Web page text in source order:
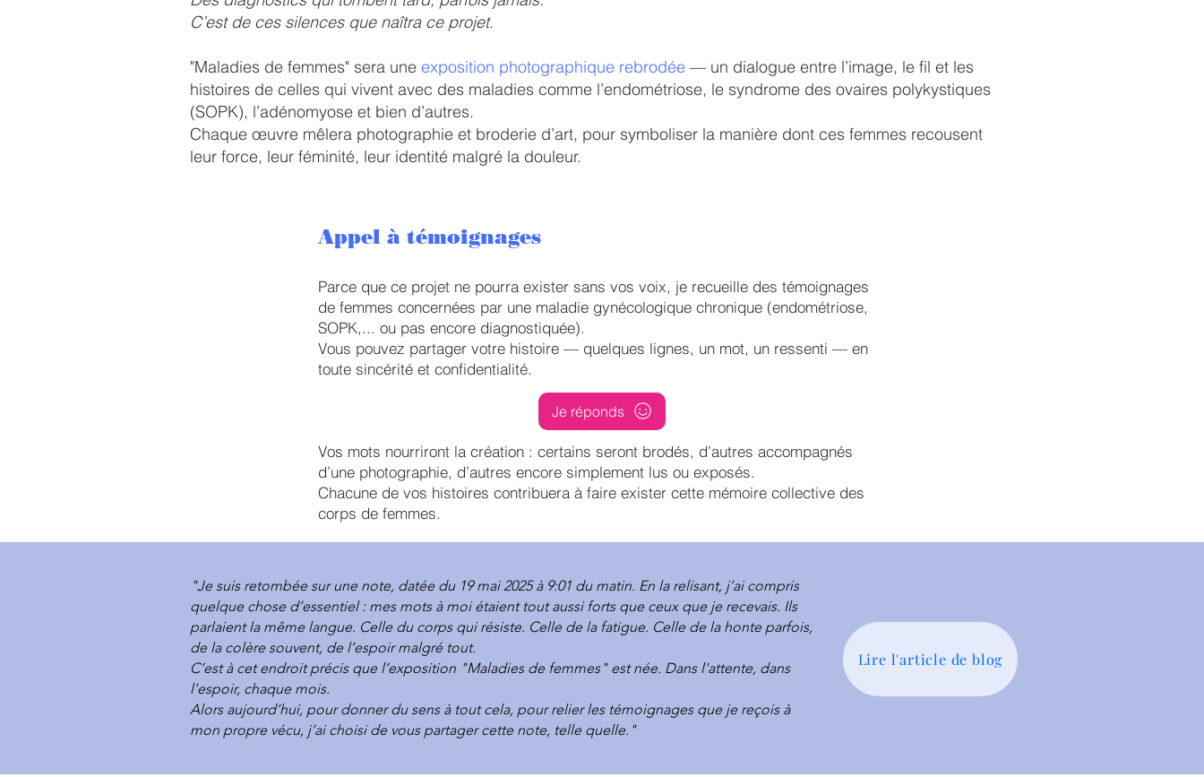
C’est de ces silences que naîtra ce projet.
"Maladies de femmes" sera une exposition photographique rebrodée — un dialogue entre l’image, le fil et les
histoires de celles qui vivent avec des maladies comme l’endométriose, le syndrome des ovaires polykystiques
(SOPK), l’adénomyose et bien d’autres.
Chaque œuvre mêlera photographie et broderie d’art, pour symboliser la manière dont ces femmes recousent
leur force, leur féminité, leur identité malgré la douleur.
Appel à témoignages
Parce que ce projet ne pourra exister sans vos voix, je recueille des témoignages
de femmes concernées par une maladie gynécologique chronique (endométriose,
SOPK,... ou pas encore diagnostiquée).
Vous pouvez partager votre histoire — quelques lignes, un mot, un ressenti — en
toute sincérité et confidentialité.
Vos mots nourriront la création : certains seront brodés, d’autres accompagnés
d’une photographie, d’autres encore simplement lus ou exposés.
Chacune de vos histoires contribuera à faire exister cette mémoire collective des
corps de femmes.
Je réponds
"Je suis retombée sur une note, datée du 19 mai 2025 à 9:01 du matin. En la relisant, j’ai compris
quelque chose d’essentiel : mes mots à moi étaient tout aussi forts que ceux que je recevais. Ils
parlaient la même langue. Celle du corps qui résiste. Celle de la fatigue. Celle de la honte parfois,
de la colère souvent, de l’espoir malgré tout.
C’est à cet endroit précis que l’exposition "Maladies de femmes" est née. Dans l'attente, dans
l'espoir, chaque mois.
Alors aujourd’hui, pour donner du sens à tout cela, pour relier les témoignages que je reçois à
mon propre vécu, j’ai choisi de vous partager cette note, telle quelle."
Lire l'article de blog